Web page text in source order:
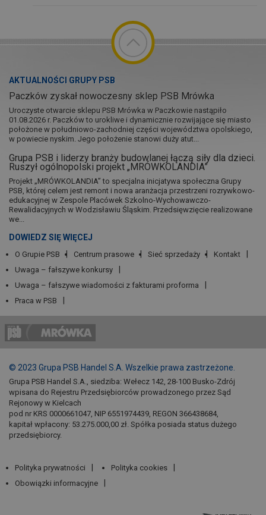
AKTUALNOŚCI GRUPY PSB
Paczków zyskał nowoczesny sklep PSB Mrówka
Uroczyste otwarcie sklepu PSB Mrówka w Paczkowie nastąpiło
01.08.2026 r. Paczków to urokliwe i dynamicznie rozwijające się miasto
położone w południowo-zachodniej części województwa opolskiego,
w powiecie nyskim. Jego położenie stanowi duży atut...
Grupa PSB i liderzy branży budowlanej łączą siły dla dzieci.
Ruszył ogólnopolski projekt „MRÓWKOLANDIA”
Projekt „MRÓWKOLANDIA” to specjalna inicjatywa społeczna Grupy
PSB, której celem jest remont i nowa aranżacja przestrzeni rozrywkowo-
edukacyjnej w Zespole Placówek Szkolno-Wychowawczo-
Rewalidacyjnych w Wodzisławiu Śląskim. Przedsięwzięcie realizowane
we...
DOWIEDZ SIĘ WIĘCEJ
O Grupie PSB Centrum prasowe Sieć sprzedaży
Kontakt
Uwaga – fałszywe konkursy
Uwaga – fałszywe wiadomości z fakturami proforma
Praca w PSB
© 2023 Grupa PSB Handel S.A. Wszelkie prawa zastrzeżone.
Grupa PSB Handel S.A., siedziba: Wełecz 142, 28-100 Busko-Zdrój
wpisana do Rejestru Przedsiębiorców prowadzonego przez Sąd
Rejonowy w Kielcach
pod nr KRS 0000661047, NIP 6551974439, REGON 366438684,
kapitał wpłacony: 53.275.000,00 zł. Spółka posiada status dużego
przedsiębiorcy.
Polityka prywatności
Polityka cookies
Obowiązki informacyjne